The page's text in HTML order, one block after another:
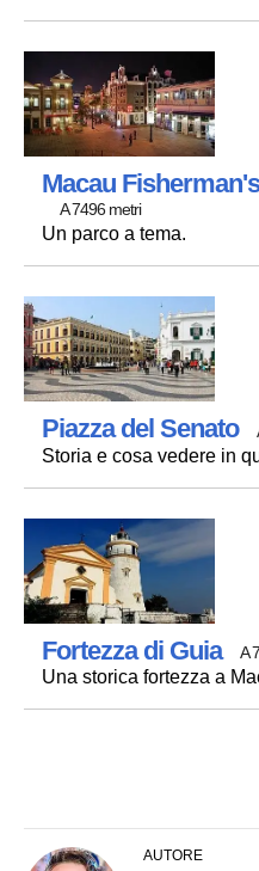
Macau
A 7496 metri
Un parco a tema.
Piazza del Senato
Storia e cosa vedere in
Fortezza di Guia A
Una storica fortezza a
AUTORE